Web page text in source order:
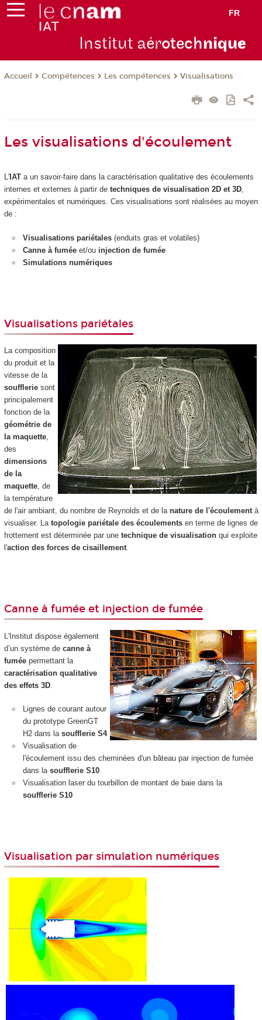
FR
Institut aérotechnique
Accueil Compétences Les compétences Visualisations
Les visualisations d'écoulement
L'IATa un savoir-faire dans la caractérisation qualitative des écoulements
internes et externes à partir de techniques de visualisation 2D et 3D,
expérimentales et numériques. Ces visualisations sont réalisées au moyen
de :
Visualisations pariétales (enduits gras et volatiles)
Canne à fumée et/ou injection de fumée
Simulations numériques
Visualisations pariétales
La composition
du produit et la
vitesse de la
souffleriesont
principalement
fonction de la
géométrie de
la maquette,
des
dimensions
de la
maquette, de
la température
de l'air ambiant, du nombre de Reynolds et de la nature de l'écoulementà
visualiser. La topologie pariétale des écoulementsen terme de lignes de
frottement est déterminée par une technique de visualisationqui exploite
l'action des forces de cisaillement.
Canne à fumée et injection de fumée
L'Institut dispose également
d’un système de canne à
fuméepermettant la
caractérisation qualitative
des effets 3D.
Lignes de courant autour
du prototype GreenGT
H2 dans la soufflerie S4
Visualisation de
l'écoulement issu des cheminées d'un bâteau par injection de fumée
dans la soufflerie S10
Visualisation laser du tourbillon de montant de baie dans la
soufflerie S10
Visualisation par simulation numériques